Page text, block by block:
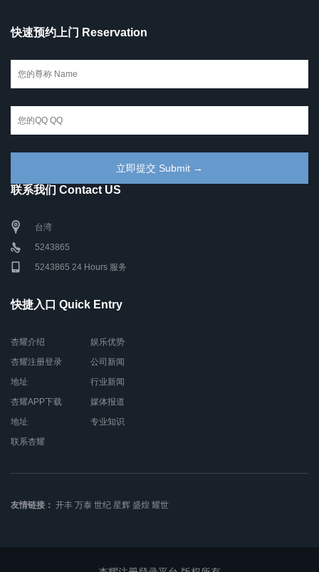
快速预约上门 Reservation
联系我们 Contact US
台湾
5243865
5243865 24 Hours 服务
快捷入口 Quick Entry
杏耀介绍
杏耀注册登录
地址
杏耀APP下载
地址
联系杏耀
娱乐优势
公司新闻
行业新闻
媒体报道
专业知识
友情链接： 开丰 万泰 世纪 星辉 盛煌 耀世